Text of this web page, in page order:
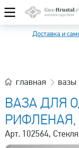
Доставка и
главная вазы
ВАЗА ДЛЯ
РИФЛЕНАЯ,
Арт. 102564,